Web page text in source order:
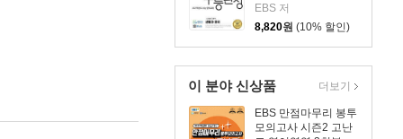
EBS 저
8,820원 (10% 할인)
이 분야 신상품
EBS 만점마무리 봉투
모의고사 시즌2 고난
더보기